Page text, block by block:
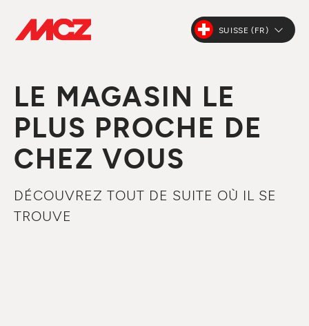
SUISSE (FR)
LE MAGASIN LE
PLUS PROCHE DE
CHEZ VOUS
DÉCOUVREZ TOUT DE SUITE OÙ IL SE
TROUVE